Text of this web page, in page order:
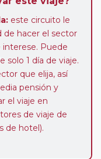
este circuito le
de hacer el sector
interese. Puede
solo 1 día de viaje.
que elija, así
pensión y
el viaje en
de viaje de
de hotel).
más paradas en